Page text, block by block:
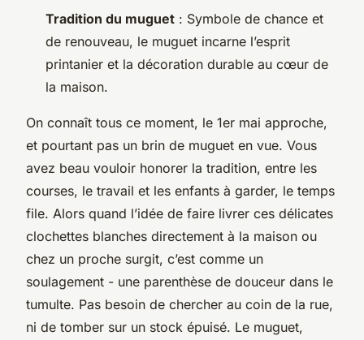
Tradition du muguet : Symbole de chance et
de renouveau, le muguet incarne l’esprit
printanier et la décoration durable au cœur de
la maison.
On connaît tous ce moment, le 1er mai approche,
et pourtant pas un brin de muguet en vue. Vous
avez beau vouloir honorer la tradition, entre les
courses, le travail et les enfants à garder, le temps
file. Alors quand l’idée de faire livrer ces délicates
clochettes blanches directement à la maison ou
chez un proche surgit, c’est comme un
soulagement - une parenthèse de douceur dans le
tumulte. Pas besoin de chercher au coin de la rue,
ni de tomber sur un stock épuisé. Le muguet,